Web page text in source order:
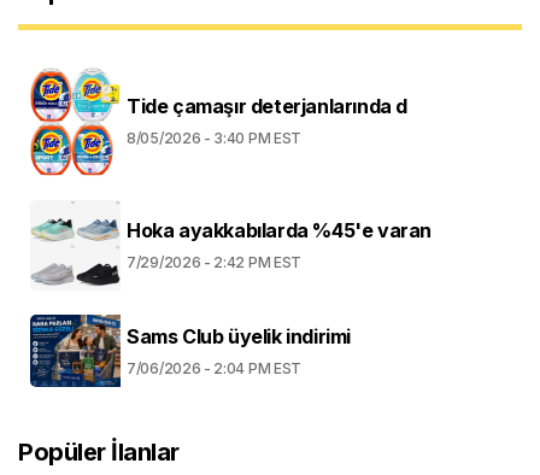
Tide çamaşır deterjanlarında d
8/05/2026 - 3:40 PM EST
Hoka ayakkabılarda %45'e varan
7/29/2026 - 2:42 PM EST
Sams Club üyelik indirimi
7/06/2026 - 2:04 PM EST
Popüler İlanlar